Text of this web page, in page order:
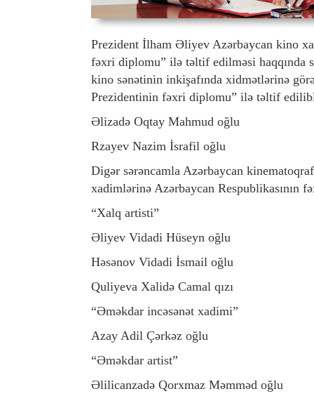
Prezident İlham Əliyev Azərbaycan kino
fəxri diplomu” ilə təltif edilməsi haqqında
kino sənətinin inkişafında xidmətlərinə
Prezidentinin fəxri diplomu” ilə təltif
Əlizadə Oqtay Mahmud oğlu
Rzayev Nazim İsrafil oğlu
Digər sərəncamla Azərbaycan
xadimlərinə Azərbaycan Respublikasının
“Xalq artisti”
Əliyev Vidadi Hüseyn oğlu
Həsənov Vidadi İsmail oğlu
Quliyeva Xalidə Camal qızı
“Əməkdar incəsənət xadimi”
Azay Adil Çərkəz oğlu
“Əməkdar artist”
Əlilicanzadə Qorxmaz Məmməd oğlu